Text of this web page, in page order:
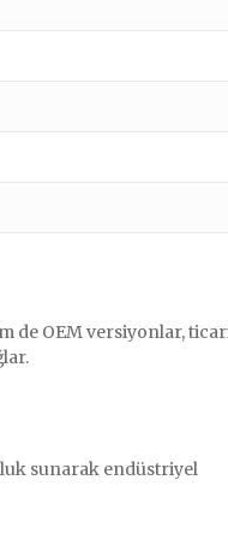
de OEM versiyonlar,
sunarak endüstriyel